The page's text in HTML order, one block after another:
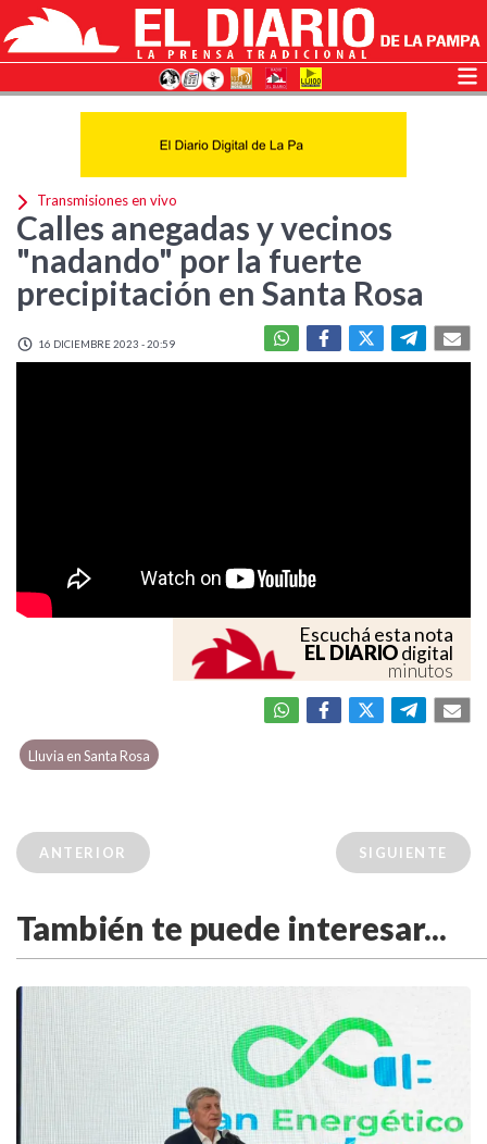
Transmisiones en vivo
Calles anegadas y vecinos
"nadando" por la fuerte
precipitación en Santa Rosa
16 DICIEMBRE 2023 - 20:59
Escuchá esta nota
EL DIARIOdigital
minutos
Lluvia en Santa Rosa
ANTERIOR SIGUIENTE
También te puede interesar...